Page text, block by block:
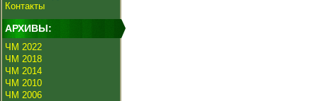
Контакты
АРХИВЫ:
ЧМ 2022
ЧМ 2018
ЧМ 2014
ЧМ 2010
ЧМ 2006